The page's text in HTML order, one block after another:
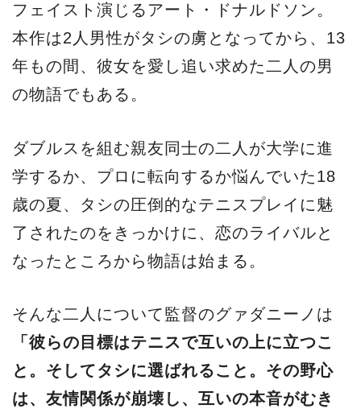
フェイスト演じるアート・ドナルドソン。
本作は2人男性がタシの虜となってから、13
年もの間、彼女を愛し追い求めた二人の男
の物語でもある。
ダブルスを組む親友同士の二人が大学に進
学するか、プロに転向するか悩んでいた18
歳の夏、タシの圧倒的なテニスプレイに魅
了されたのをきっかけに、恋のライバルと
なったところから物語は始まる。
そんな二人について監督のグァダニーノは
「彼らの目標はテニスで互いの上に立つこ
と。そしてタシに選ばれること。その野心
は、友情関係が崩壊し、互いの本音がむき